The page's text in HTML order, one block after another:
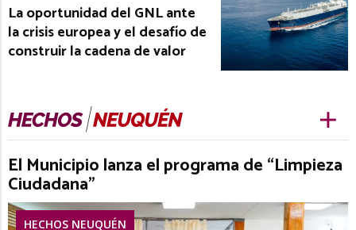
La oportunidad del GNL ante
la crisis europea y el desafío de
construir la cadena de valor
El Municipio lanza el programa de “Limpieza
Ciudadana”
HECHOS NEUQUÉN